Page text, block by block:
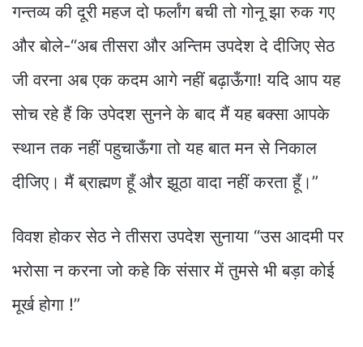
गन्तव्य की दूरी महज दो फर्लांग बची तो गोनू झा रुक गए
और बोले-“अब तीसरा और अन्तिम उपदेश दे दीजिए सेठ
जी वरना अब एक कदम आगे नहीं बढ़ाऊँगा! यदि आप यह
सोच रहे हैं कि उपेदश सुनने के बाद मैं यह बक्सा आपके
स्थान तक नहीं पहुचाऊँगा तो यह बात मन से निकाल
दीजिए। मैं ब्राह्मण हूँ और झूठा वादा नहीं करता हूँ।”
विवश होकर सेठ ने तीसरा उपदेश सुनाया “उस आदमी पर
भरोसा न करना जो कहे कि संसार में तुमसे भी बड़ा कोई
मूर्ख होगा !”